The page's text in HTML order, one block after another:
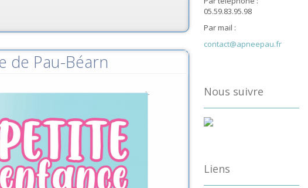
de Pau-Béarn
05.59.83.95.98
Par mail :
contact@apneepau.fr
Nous suivre
Liens